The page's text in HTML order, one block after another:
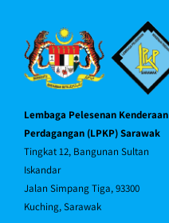
Lembaga Pelesenan Kenderaan
Perdagangan (LPKP) Sarawak
Tingkat 12, Bangunan Sultan
Iskandar
Jalan Simpang Tiga, 93300
Kuching, Sarawak
Portal MyGov
Piagam Pelanggan
Soalan Lazim/FAQ